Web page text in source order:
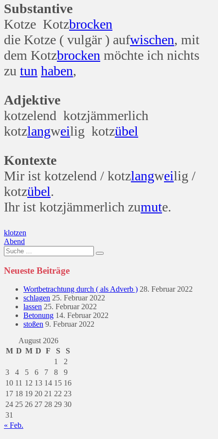
Substantive
Kotze Kotzbrocken
die Kotze ( vulgär ) aufwischen, mit
dem Kotzbrocken möchte ich nichts
zu tun haben,
Adjektive
kotzelend kotzjämmerlich
kotzlangweilig kotzübel
Kontexte
Mir ist kotzelend / kotzlangweilig /
kotzübel.
Ihr ist kotzjämmerlich zumute.
Beitragsnavigation
klotzen
Abend
Suche
nach:
Neueste Beiträge
Wortbetrachtung durch ( als Adverb ) 28. Februar 2022
schlagen 25. Februar 2022
lassen 25. Februar 2022
Betonung 14. Februar 2022
stoßen 9. Februar 2022
August 2026
M D M D F S
S
1
2
3
4 5 6 7 8
9
10 11 12 13 14 15 16
17 18 19 20 21 22 23
24 25 26 27 28 29 30
31
« Feb.